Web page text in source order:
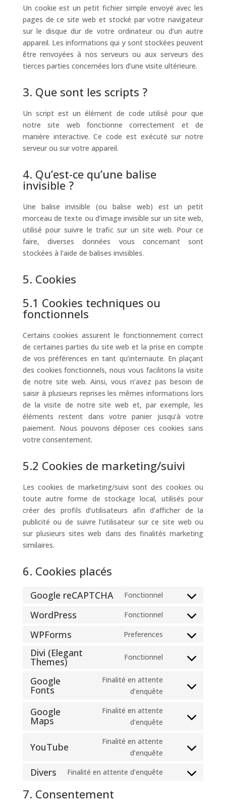
Un cookie est un petit fichier simple envoyé avec les
pages de ce site web et stocké par votre navigateur
sur le disque dur de votre ordinateur ou d’un autre
appareil. Les informations qui y sont stockées peuvent
être renvoyées à nos serveurs ou aux serveurs des
tierces parties concernées lors d’une visite ultérieure.
3. Que sont les scripts ?
Un script est un élément de code utilisé pour que
notre site web fonctionne correctement et de
manière interactive. Ce code est exécuté sur notre
serveur ou sur votre appareil.
4. Qu’est-ce qu’une balise
invisible ?
Une balise invisible (ou balise web) est un petit
morceau de texte ou d’image invisible sur un site web,
utilisé pour suivre le trafic sur un site web. Pour ce
faire, diverses données vous concernant sont
stockées à l’aide de balises invisibles.
5. Cookies
5.1 Cookies techniques ou
fonctionnels
Certains cookies assurent le fonctionnement correct
de certaines parties du site web et la prise en compte
de vos préférences en tant qu’internaute. En plaçant
des cookies fonctionnels, nous vous facilitons la visite
de notre site web. Ainsi, vous n’avez pas besoin de
saisir à plusieurs reprises les mêmes informations lors
de la visite de notre site web et, par exemple, les
éléments restent dans votre panier jusqu’à votre
paiement. Nous pouvons déposer ces cookies sans
votre consentement.
5.2 Cookies de marketing/suivi
Les cookies de marketing/suivi sont des cookies ou
toute autre forme de stockage local, utilisés pour
créer des profils d’utilisateurs afin d’afficher de la
publicité ou de suivre l’utilisateur sur ce site web ou
sur plusieurs sites web dans des finalités marketing
similaires.
6. Cookies placés
Google reCAPTCHA Fonctionnel
Consent
google-
WordPress Fonctionnel
Consent
wordpress
WPForms Preferences
Consent
service
Divi (Elegant
Themes) Fonctionnel
Consent
service
themes)
Google
Fonts
Finalité en attente
d’enquête
Consent
service
Google
Maps
Finalité en attente
d’enquête
Consent
service
YouTube
Finalité en attente
d’enquête
Consent
service
Divers Finalité en attente d’enquête
Consent
7. Consentement